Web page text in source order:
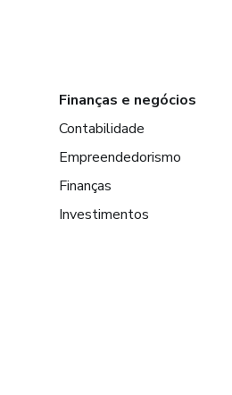
Finanças e negócios
Contabilidade
Empreendedorismo
Finanças
Investimentos